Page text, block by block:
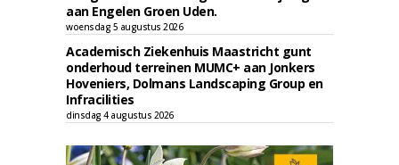
aan Engelen Groen Uden.
woensdag 5 augustus 2026
Academisch Ziekenhuis Maastricht gunt
onderhoud terreinen MUMC+ aan Jonkers
Hoveniers, Dolmans Landscaping Group en
Infracilities
dinsdag 4 augustus 2026